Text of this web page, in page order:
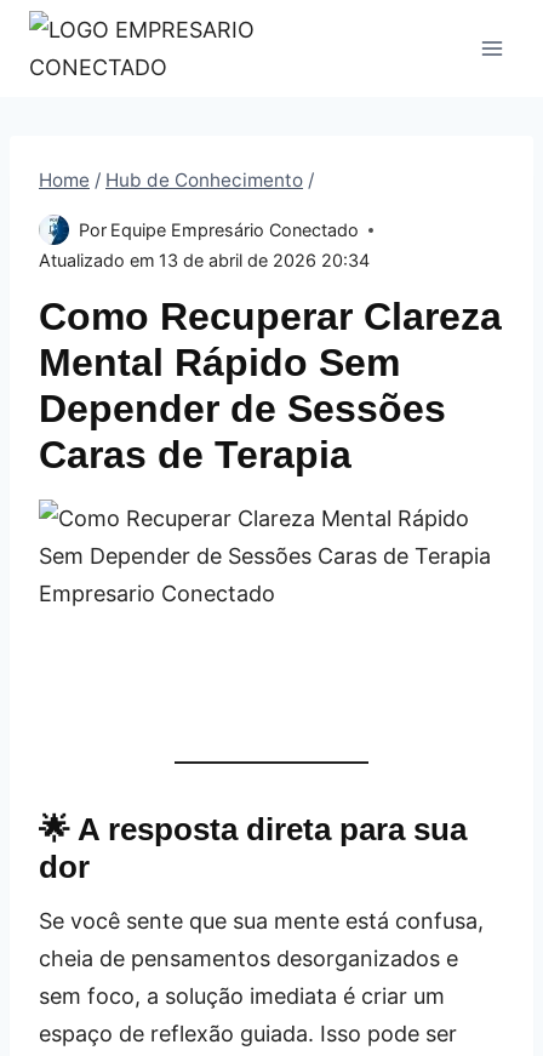
Pular
para
Home / Hub de Conhecimento /
Por Equipe Empresário Conectado
Atualizado em 13 de abril de 2026 20:34
Como Recuperar Clareza
Mental Rápido Sem
Depender de Sessões
Caras de Terapia
🌟 A resposta direta para sua
dor
Se você sente que sua mente está confusa,
cheia de pensamentos desorganizados e
sem foco, a solução imediata é criar um
espaço de reflexão guiada. Isso pode ser